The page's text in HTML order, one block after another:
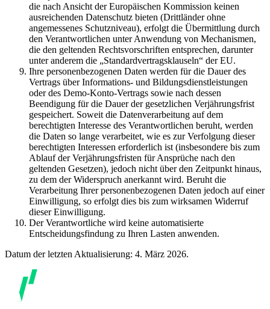
die nach Ansicht der Europäischen Kommission keinen
ausreichenden Datenschutz bieten (Drittländer ohne
angemessenes Schutzniveau), erfolgt die Übermittlung durch
den Verantwortlichen unter Anwendung von Mechanismen,
die den geltenden Rechtsvorschriften entsprechen, darunter
unter anderem die „Standardvertragsklauseln“ der EU.
Ihre personenbezogenen Daten werden für die Dauer des
Vertrags über Informations- und Bildungsdienstleistungen
oder des Demo-Konto-Vertrags sowie nach dessen
Beendigung für die Dauer der gesetzlichen Verjährungsfrist
gespeichert. Soweit die Datenverarbeitung auf dem
berechtigten Interesse des Verantwortlichen beruht, werden
die Daten so lange verarbeitet, wie es zur Verfolgung dieser
berechtigten Interessen erforderlich ist (insbesondere bis zum
Ablauf der Verjährungsfristen für Ansprüche nach den
geltenden Gesetzen), jedoch nicht über den Zeitpunkt hinaus,
zu dem der Widerspruch anerkannt wird. Beruht die
Verarbeitung Ihrer personenbezogenen Daten jedoch auf einer
Einwilligung, so erfolgt dies bis zum wirksamen Widerruf
dieser Einwilligung.
Der Verantwortliche wird keine automatisierte
Entscheidungsfindung zu Ihren Lasten anwenden.
Datum der letzten Aktualisierung: 4. März 2026.